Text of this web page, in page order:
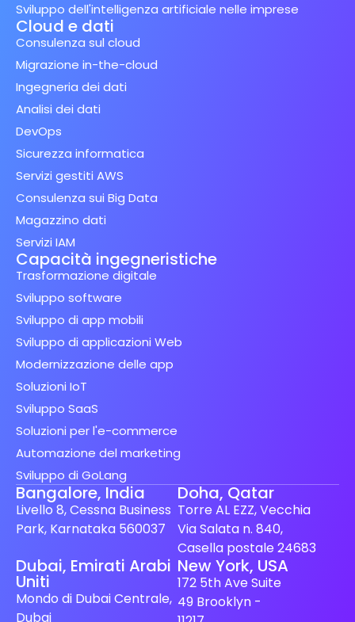
Sviluppo dell'intelligenza artificiale nelle imprese
Cloud e dati
Consulenza sul cloud
Migrazione in-the-cloud
Ingegneria dei dati
Analisi dei dati
DevOps
Sicurezza informatica
Servizi gestiti AWS
Consulenza sui Big Data
Magazzino dati
Servizi IAM
Capacità ingegneristiche
Trasformazione digitale
Sviluppo software
Sviluppo di app mobili
Sviluppo di applicazioni Web
Modernizzazione delle app
Soluzioni IoT
Sviluppo SaaS
Soluzioni per l'e-commerce
Automazione del marketing
Sviluppo di GoLang
Bangalore, India
Livello 8, Cessna Business
Park, Karnataka 560037
Doha, Qatar
Torre AL EZZ, Vecchia
Via Salata n. 840,
Casella postale 24683
Dubai, Emirati Arabi
Uniti
Mondo di Dubai Centrale,
Dubai
New York, USA
172 5th Ave Suite
49 Brooklyn -
Spanish (Spain)